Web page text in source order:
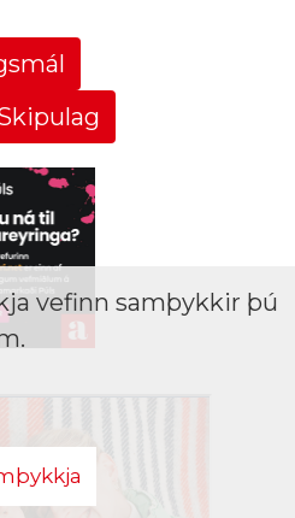
vefinn samþykkir þú